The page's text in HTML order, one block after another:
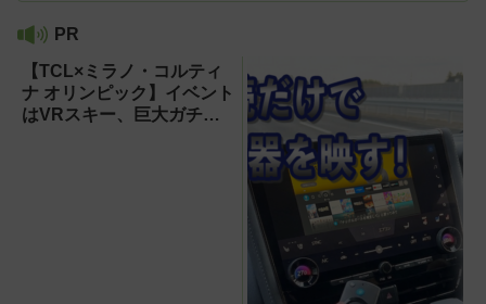
PR
【TCL×ミラノ・コルティ
ナ オリンピック】イベント
はVRスキー、巨大ガチャ